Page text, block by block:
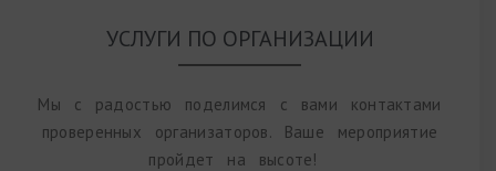
УСЛУГИ ПО ОРГАНИЗАЦИИ
Мы с радостью поделимся с вами контактами
проверенных организаторов. Ваше мероприятие
пройдет на высоте!